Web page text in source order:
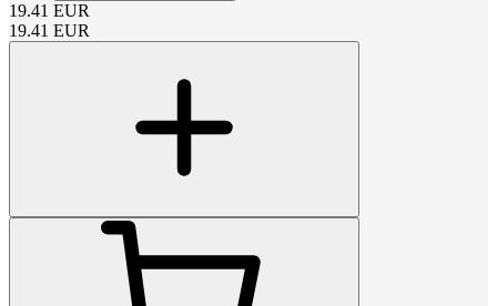
19.41 EUR
19.41 EUR